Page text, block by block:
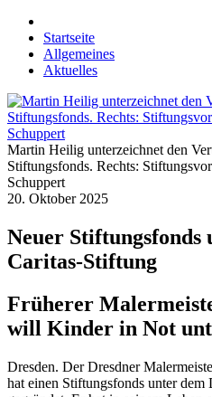
Startseite
Allgemeines
Aktuelles
Martin Heilig unterzeichnet den
Stiftungsfonds. Rechts:
Schuppert
20. Oktober 2025
Neuer Stiftungsfonds
Caritas-Stiftung
Früherer
will Kinder in Not
Dresden. Der Dresdner
hat einen Stiftungsfonds unter dem